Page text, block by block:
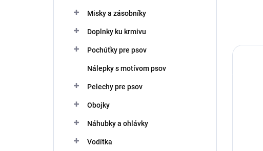
Misky a zásobníky
Doplnky ku krmivu
Pochúťky pre psov
Nálepky s motívom psov
Pelechy pre psov
Obojky
Náhubky a ohlávky
Vodítka